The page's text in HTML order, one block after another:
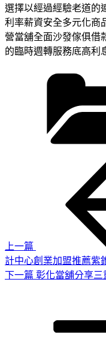
選擇以經過經驗老道的
利率薪資安全多元化商
營當舖全面沙發傢俱借
的臨時週轉服務底高利
上一篇
計中心創業加盟推薦紫
下
下一篇 彰化當舖分享